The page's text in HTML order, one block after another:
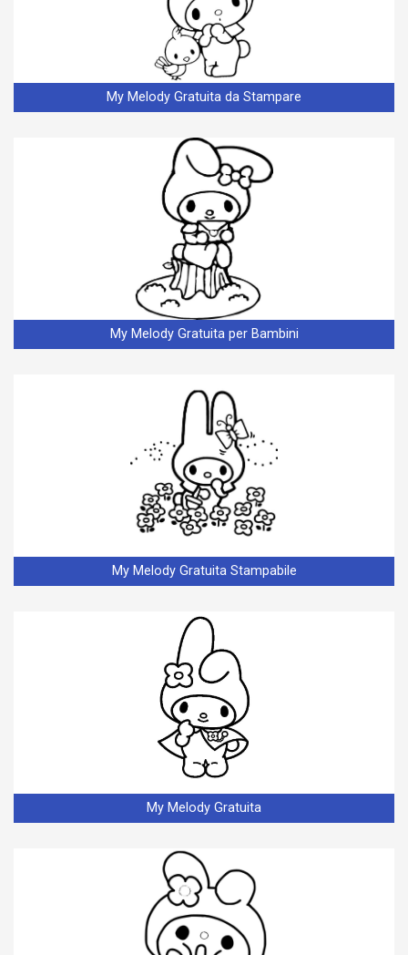
My Melody Gratuita da Stampare
My Melody Gratuita per Bambini
My Melody Gratuita Stampabile
My Melody Gratuita